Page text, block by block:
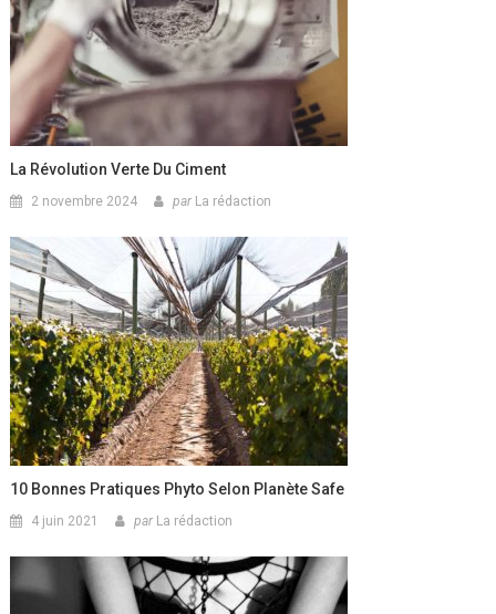
La Révolution Verte Du Ciment
2 novembre 2024 par La rédaction
10 Bonnes Pratiques Phyto Selon Planète Safe
4 juin 2021 par La rédaction